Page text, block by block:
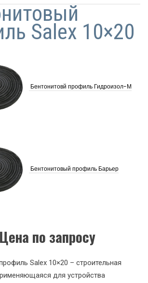
Salex 10×20
Бентонитовй профиль Гидроизол-М
Бентонитовый профиль Барьер
Цена по запросу
Salex 10×20 – строительная
для устройства